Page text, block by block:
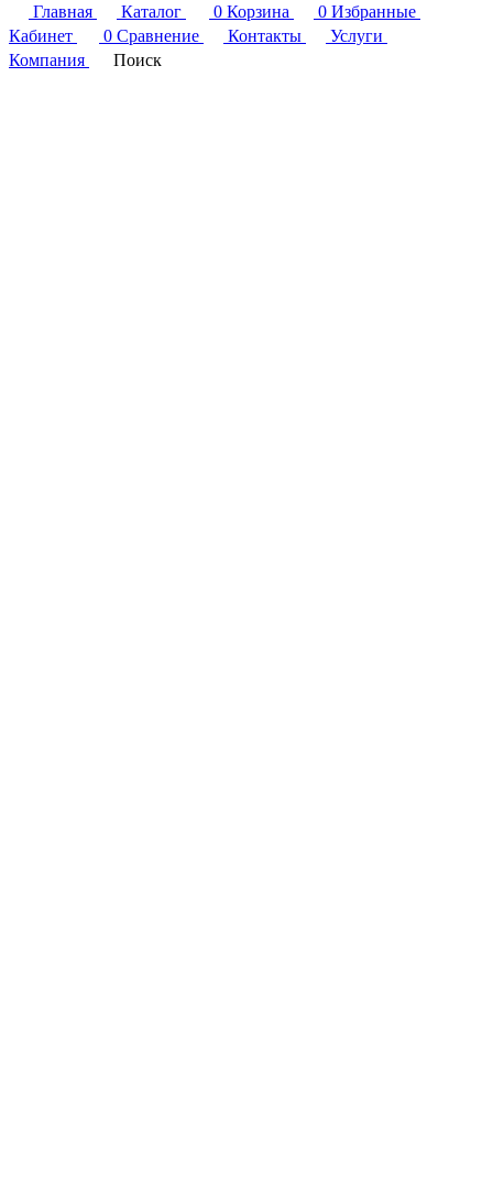
Главная
Каталог 0 Корзина 0 Избранные
Кабинет
0 Сравнение Контакты
Услуги
Компания
Поиск